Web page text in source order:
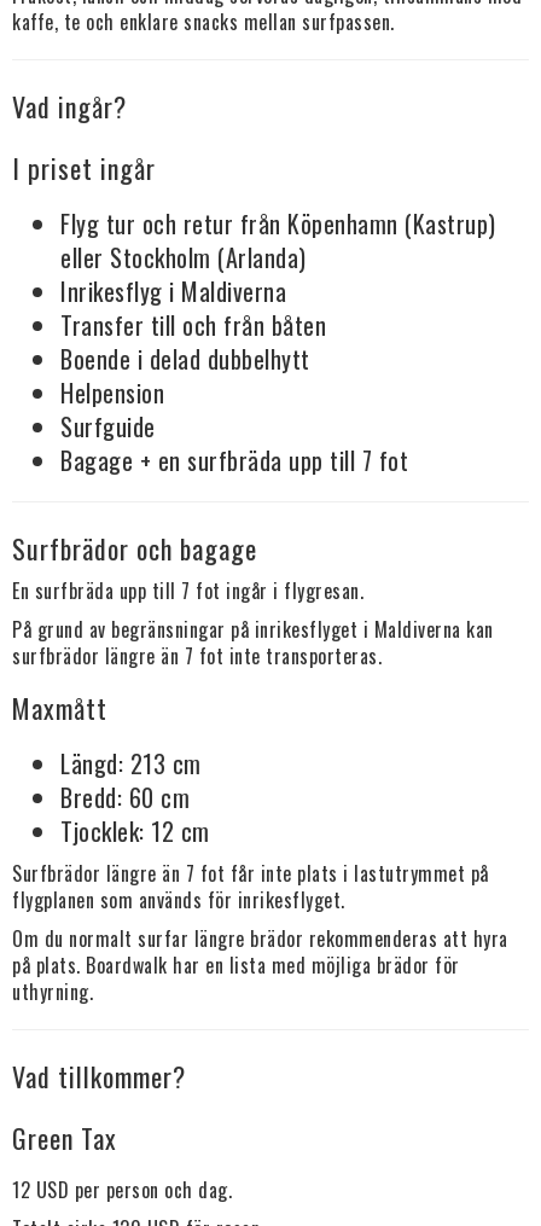
kaffe, te och enklare snacks mellan surfpassen.
Vad ingår?
I priset ingår
Flyg tur och retur från Köpenhamn (Kastrup)
eller Stockholm (Arlanda)
Inrikesflyg i Maldiverna
Transfer till och från båten
Boende i delad dubbelhytt
Helpension
Surfguide
Bagage + en surfbräda upp till 7 fot
Surfbrädor och bagage
En surfbräda upp till 7 fot ingår i flygresan.
På grund av begränsningar på inrikesflyget i Maldiverna kan
surfbrädor längre än 7 fot inte transporteras.
Maxmått
Längd: 213 cm
Bredd: 60 cm
Tjocklek: 12 cm
Surfbrädor längre än 7 fot får inte plats i lastutrymmet på
flygplanen som används för inrikesflyget.
Om du normalt surfar längre brädor rekommenderas att hyra
på plats. Boardwalk har en lista med möjliga brädor för
uthyrning.
Vad tillkommer?
Green Tax
12 USD per person och dag.